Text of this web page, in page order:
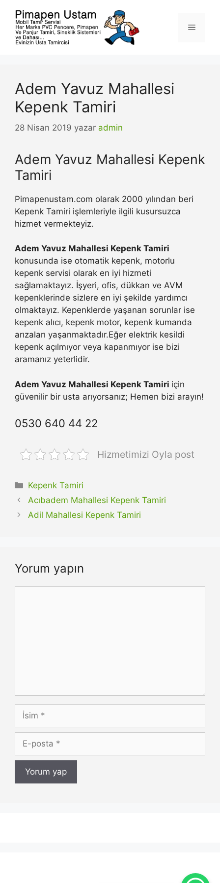
Menü
Adem Yavuz Mahallesi
Kepenk Tamiri
28 Nisan 2019 yazar admin
Adem Yavuz Mahallesi Kepenk
Tamiri
Pimapenustam.com olarak 2000 yılından beri
Kepenk Tamiri işlemleriyle ilgili kusursuzca
hizmet vermekteyiz.
Adem Yavuz Mahallesi Kepenk Tamiri
konusunda ise otomatik kepenk, motorlu
kepenk servisi olarak en iyi hizmeti
sağlamaktayız. İşyeri, ofis, dükkan ve AVM
kepenklerinde sizlere en iyi şekilde yardımcı
olmaktayız. Kepenklerde yaşanan sorunlar ise
kepenk alıcı, kepenk motor, kepenk kumanda
arızaları yaşanmaktadır.Eğer elektrik kesildi
kepenk açılmıyor veya kapanmıyor ise bizi
aramanız yeterlidir.
Adem Yavuz Mahallesi Kepenk Tamiri için
güvenilir bir usta arıyorsanız; Hemen bizi arayın!
0530 640 44 22
Hizmetimizi Oyla post
Kategoriler
Kepenk Tamiri
Acıbadem Mahallesi Kepenk Tamiri
Adil Mahallesi Kepenk Tamiri
Yorum yapın
İsim
posta